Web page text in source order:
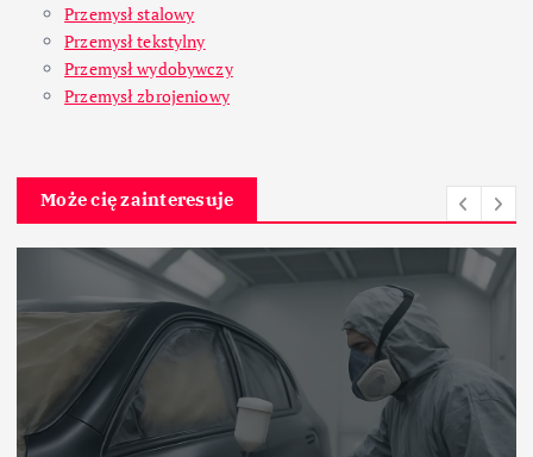
Przemysł stalowy
Przemysł tekstylny
Przemysł wydobywczy
Przemysł zbrojeniowy
Może cię zainteresuje